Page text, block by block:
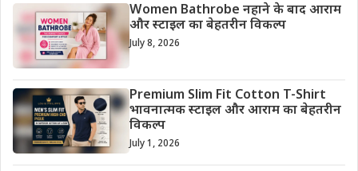
Women Bathrobe नहाने के बाद आराम
और स्टाइल का बेहतरीन विकल्प
July 8, 2026
Premium Slim Fit Cotton T-Shirt
भावनात्मक स्टाइल और आराम का बेहतरीन
विकल्प
July 1, 2026